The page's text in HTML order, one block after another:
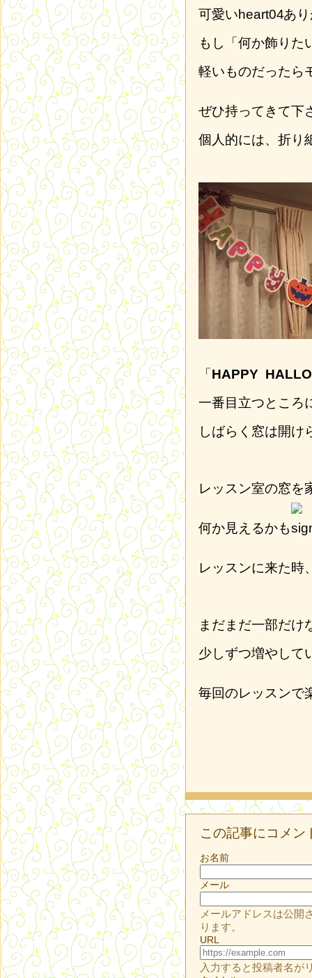
可愛い
あ
もし「何か飾りた
軽いものだったら
ぜひ持ってきて下
個人的には、折り
「 HAPPY
一番目立つところ
しばらく窓は開け
レッスン室の窓
何か見えるかも
レッスンに来た時
まだまだ一部だけ
少しずつ増やして
毎回のレッスンで
この記事にコメン
お名前
メール
メールアドレスは公開
ります。
URL
入力すると投稿者名が